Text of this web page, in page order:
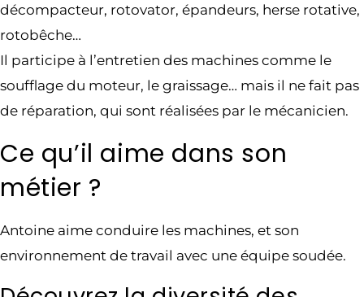
décompacteur, rotovator, épandeurs, herse rotative,
rotobêche…
Il participe à l’entretien des machines comme le
soufflage du moteur, le graissage… mais il ne fait pas
de réparation, qui sont réalisées par le mécanicien.
Ce qu’il aime dans son
métier ?
Antoine aime conduire les machines, et son
environnement de travail avec une équipe soudée.